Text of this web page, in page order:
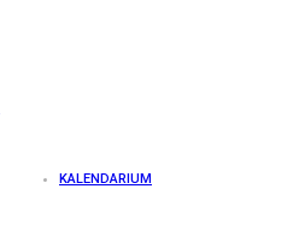
KALENDARIUM